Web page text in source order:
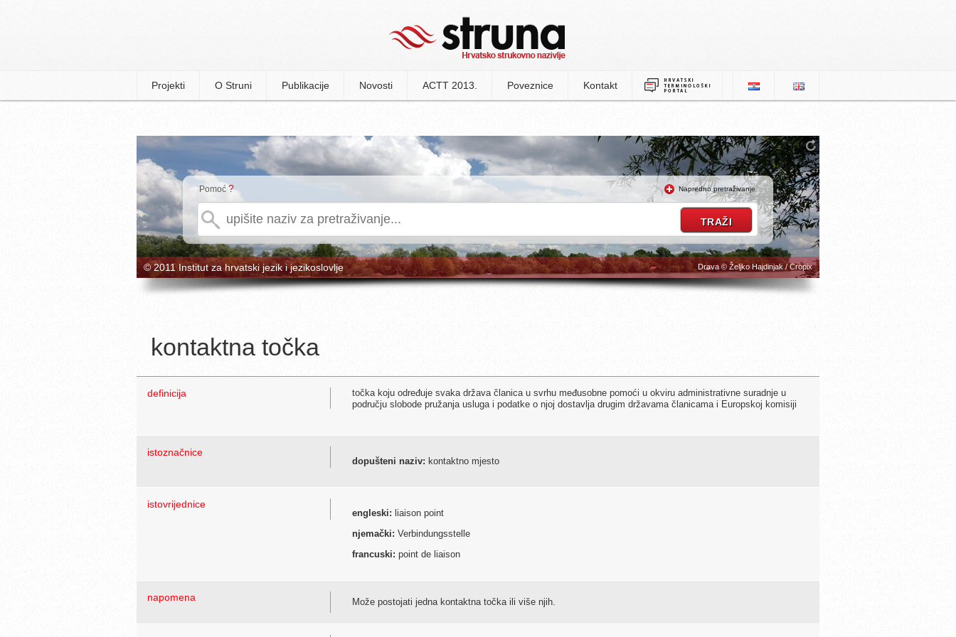
Projekti O Struni Publikacije Novosti ACTT 2013. Poveznice Kontakt
Pomoć ? Napredno pretraživanje
© 2011 Institut za hrvatski jezik i jezikoslovlje Drava © Željko Hajdinjak / Cropix
kontaktna točka
definicija
točka koju određuje svaka država članica u svrhu međusobne pomoći u okviru administrativne suradnje u
području slobode pružanja usluga i podatke o njoj dostavlja drugim državama članicama i Europskoj komisiji
istoznačnice
dopušteni naziv: kontaktno mjesto
istovrijednice
engleski: liaison point
njemački: Verbindungsstelle
francuski: point de liaison
napomena Može postojati jedna kontaktna točka ili više njih.